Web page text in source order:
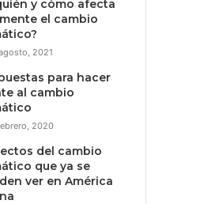
y cómo afecta
el cambio
2021
para hacer
al cambio
2020
del cambio
que ya se
ver en América